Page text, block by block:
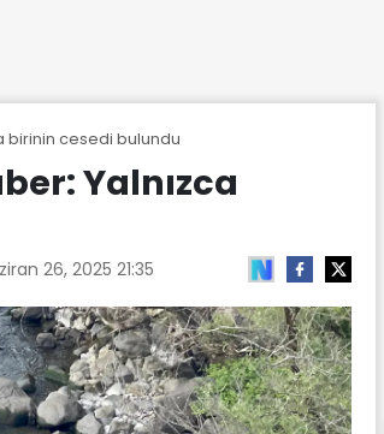
birinin cesedi bulundu
Yalnızca
26, 2025 21:35